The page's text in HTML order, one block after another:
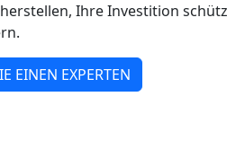
Ihre Investition
EINEN EXPERTEN